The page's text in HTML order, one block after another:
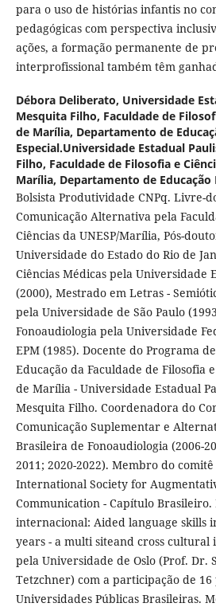
para o uso de histórias infantis no
pedagógicas com perspectiva
ações, a formação permanente de
interprofissional também têm
Débora Deliberato, Universidade
Mesquita Filho, Faculdade de
de Marília, Departamento de
Especial.Universidade Estadual
Filho, Faculdade de Filosofia e
Marília, Departamento de Educação
Bolsista Produtividade CNPq. Livre-
Comunicação Alternativa pela
Ciências da UNESP/Marília, Pós-
Universidade do Estado do Rio de
Ciências Médicas pela Universidade
(2000), Mestrado em Letras -
pela Universidade de São Paulo
Fonoaudiologia pela Universidade
EPM (1985). Docente do Programa
Educação da Faculdade de Filosofia
de Marília - Universidade Estadual
Mesquita Filho. Coordenadora do
Comunicação Suplementar e
Brasileira de Fonoaudiologia (2006-
2011; 2020-2022). Membro do
International Society for
Communication - Capítulo
internacional: Aided language skills
years - a multi siteand cross
pela Universidade de Oslo (Prof. Dr.
Tetzchner) com a participação de 16
Universidades Públicas Brasileiras.